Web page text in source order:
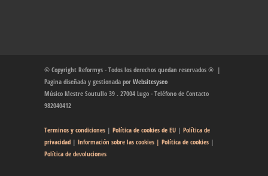
© Copyright Reformys - Todos los derechos quedan reservados ® |
Pagina diseñada y gestionada por Websitesyseo
Músico Mestre Soutullo 39 . 27004 Lugo - Teléfono de Contacto
982040412
Terminos y condiciones | Política de cookies de EU | Política de
privacidad | Información sobre las cookies | Política de cookies |
Política de devoluciones